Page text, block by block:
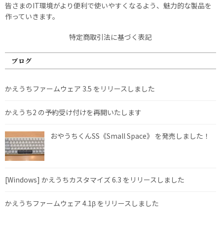
皆さまのIT環境がより便利で使いやすくなるよう、魅力的な製品を
作っていきます。
特定商取引法に基づく表記
ブログ
かえうちファームウェア 3.5 をリリースしました
かえうち2 の予約受け付けを再開いたします
おやうちくんSS《Small Space》 を発売しました！
[Windows] かえうちカスタマイズ 6.3 をリリースしました
かえうちファームウェア 4.1β をリリースしました